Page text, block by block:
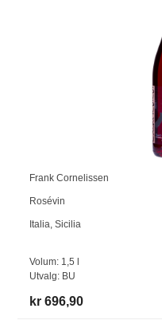
Frank Cornelissen
Rosévin
Italia ,Sicilia
Volum: 1,5 l
Utvalg: BU
kr 696,90